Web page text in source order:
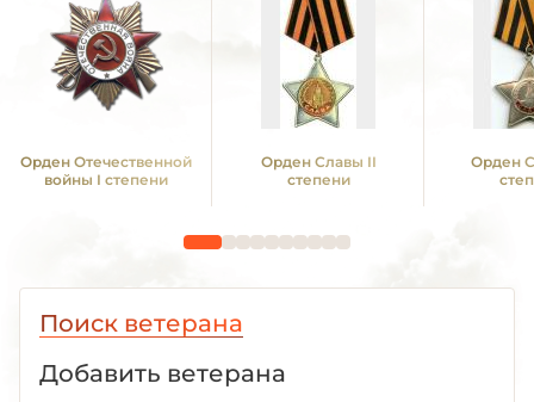
Орден Отечественной
войны I степени
Орден Славы II
степени
Орден
Поиск ветерана
Добавить ветерана